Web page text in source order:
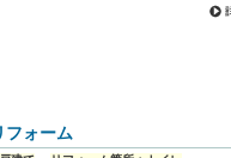
フォーム